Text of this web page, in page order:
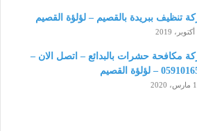
تنظيف ببريدة بالقصيم – لؤلؤة القصيم
مكافحة حشرات بالبدائع – اتصل الان –
– لؤلؤة القصيم
2020